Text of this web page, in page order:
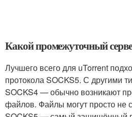
Какой промежуточный
Лучшего всего для uTorrent
протокола SOCKS5. С другими
SOCKS4 — обычно возникают
файлов. Файлы могут просто не